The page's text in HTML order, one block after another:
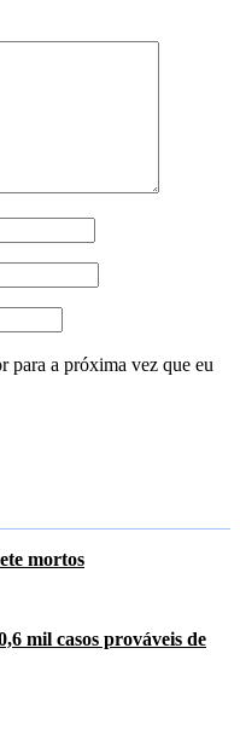
para a próxima vez que eu
mortos
mil casos prováveis de